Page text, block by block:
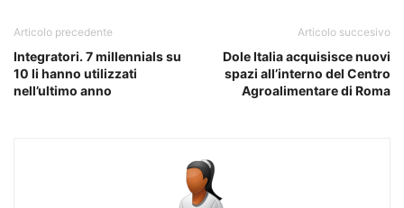
Articolo precedente
Integratori. 7 millennials su
10 li hanno utilizzati
nell’ultimo anno
Articolo succesivo
Dole Italia acquisisce nuovi
spazi all’interno del Centro
Agroalimentare di Roma